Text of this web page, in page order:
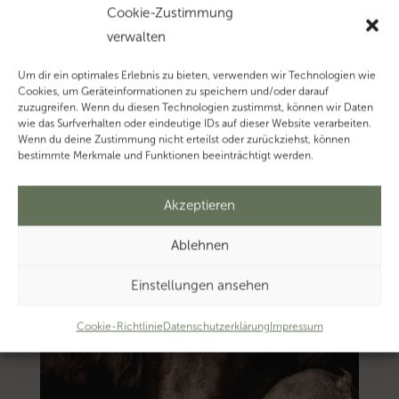
Cookie-Zustimmung
verwalten
Um dir ein optimales Erlebnis zu bieten, verwenden wir Technologien wie
Cookies, um Geräteinformationen zu speichern und/oder darauf
zuzugreifen. Wenn du diesen Technologien zustimmst, können wir Daten
wie das Surfverhalten oder eindeutige IDs auf dieser Website verarbeiten.
Wenn du deine Zustimmung nicht erteilst oder zurückziehst, können
bestimmte Merkmale und Funktionen beeinträchtigt werden.
Akzeptieren
Ablehnen
Einstellungen ansehen
Cookie-RichtlinieDatenschutzerklärungImpressum